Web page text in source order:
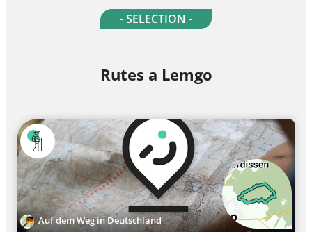
- SELECTION -
Rutes a Lemgo
Auf dem Weg in Deutschland